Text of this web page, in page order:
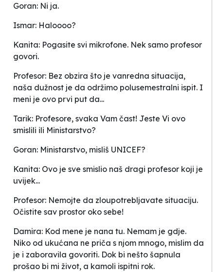
Goran: Ni ja.
Ismar: Haloooo?
Kanita: Pogasite svi mikrofone. Nek samo profesor
govori.
Profesor: Bez obzira što je vanredna situacija,
naša dužnost je da održimo polusemestralni ispit. I
meni je ovo prvi put da...
Tarik: Profesore, svaka Vam čast! Jeste Vi ovo
smislili ili Ministarstvo?
Goran: Ministarstvo, misliš UNICEF?
Kanita: Ovo je sve smislio naš dragi profesor koji je
uvijek...
Profesor: Nemojte da zloupotrebljavate situaciju.
Očistite sav prostor oko sebe!
Damira: Kod mene je nana tu. Nemam je gdje.
Niko od ukućana ne priča s njom mnogo, mislim da
je i zaboravila govoriti. Dok bi nešto šapnula
prošao bi mi život, a kamoli ispitni rok.